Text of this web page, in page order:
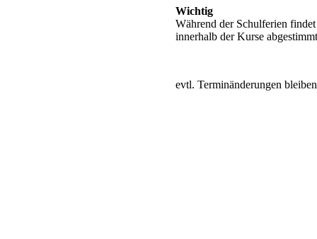
Wichtig
Während der Schulferien
innerhalb der Kurse
evtl. Terminänderungen